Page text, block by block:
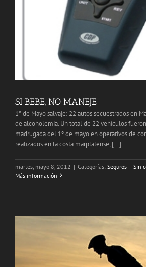
SI BEBE, NO MANEJE
1º de Mayo salvaje: 22 autos secuestrados en
de alcoholemia. Un total de 22 vehículos
madrugada del 1º de mayo en operativos de
realizados en la costa marplatense, [...]
martes, mayo 8, 2012 | Categorías: Seguros | Sin
Más información